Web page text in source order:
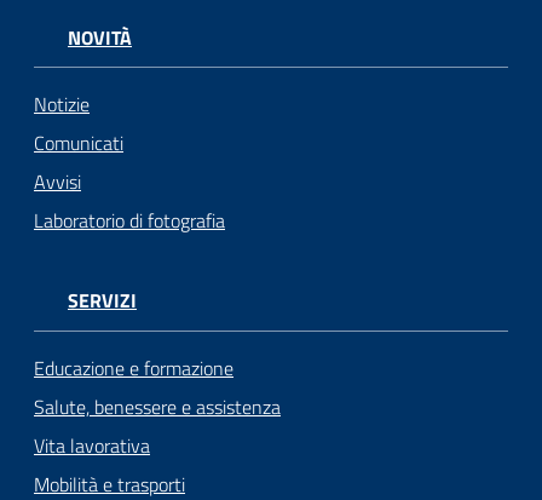
NOVITÀ
Notizie
Comunicati
Avvisi
Laboratorio di fotografia
SERVIZI
Educazione e formazione
Salute, benessere e assistenza
Vita lavorativa
Mobilità e trasporti